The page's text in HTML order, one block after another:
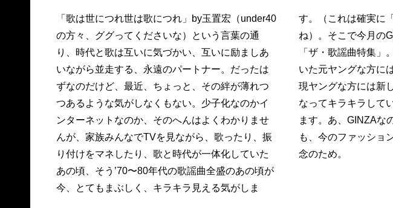
「歌は世につれ世は歌につれ」by玉置宏（under40
の方々、ググってくださいな）という言葉の通
り、時代と歌は互いに気づかい、互いに励ましあ
いながら並走する、永遠のパートナー。だったは
ずなのだけど、最近、ちょっと、その絆が薄れつ
つあるような気がしなくもない。少子化なのかイ
ンターネットなのか、そのへんはよくわかりませ
んが、家族みんなでTVを見ながら、歌ったり、振
り付けをマネしたり、歌と時代が一体化していた
あの頃、そう’70〜80年代の歌謡曲全盛のあの頃が
今、とてもまぶしく、キラキラ見える気がしま
す。（これは確実に「あまちゃん」効果ですよ
ね）。そこで今月のGINZAがお送りするのは
「ザ・歌謡曲特集」。当時リアルタイムで聞いて
いた元ヤングな方には懐かしく、当時を知らない
現ヤングな方には新しく。あの時代と歌が一体と
なってキラキラしていた気分がここによみがえり
ます。あ、GINZAなので「歌謡曲特集」といって
も、今のファッションとからめてお送りします。
念のため。